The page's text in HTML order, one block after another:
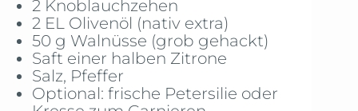
2 Knoblauchzehen
2 EL Olivenöl (nativ extra)
50 g Walnüsse (grob gehackt)
Saft einer halben Zitrone
Salz, Pfeffer
Optional: frische Petersilie oder